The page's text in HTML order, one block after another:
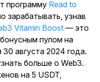
программу Read to
зарабатывать, узнав
Vitamin Boost — это
пулом на
августа 2024 года.
больше о Web3.
на 5 USDT,